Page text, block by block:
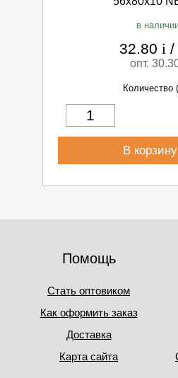
в
32.80i /
опт.
Количество
В корзину
Помощь
Стать оптовиком
Как оформить заказ
Доставка
Карта сайта